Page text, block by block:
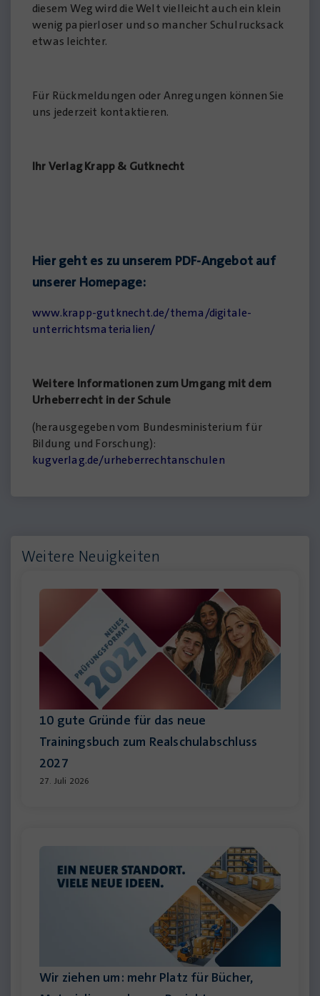
diesem Weg wird die Welt vielleicht auch ein klein
wenig papierloser und so mancher Schulrucksack
etwas leichter.
Für Rückmeldungen oder Anregungen können Sie
uns jederzeit kontaktieren.
Ihr Verlag Krapp & Gutknecht
Hier geht es zu unserem PDF-Angebot auf
unserer Homepage:
www.krapp-gutknecht.de/thema/digitale-
unterrichtsmaterialien/
Weitere Informationen zum Umgang mit dem
Urheberrecht in der Schule
(herausgegeben vom Bundesministerium für
Bildung und Forschung):
kugverlag.de/urheberrechtanschulen
Weitere Neuigkeiten
10 gute Gründe für das neue
Trainingsbuch zum Realschulabschluss
2027
27. Juli 2026
Wir ziehen um: mehr Platz für Bücher,